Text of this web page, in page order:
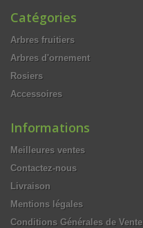
Catégories
Arbres fruitiers
Arbres d'ornement
Rosiers
Accessoires
Informations
Meilleures ventes
Contactez-nous
Livraison
Mentions légales
Conditions Générales de Vente